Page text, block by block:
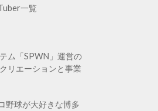
一覧
ム「SPWN」運営の
リエーションと事業
野球が大好きな博多